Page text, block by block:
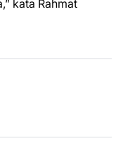
kata Rahmat